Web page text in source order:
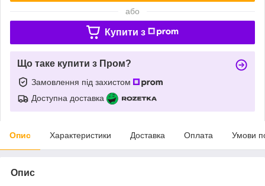
або
Купити з
Що таке купити з Пром?
Замовлення під захистом
Доступна доставка
Опис Характеристики Доставка Оплата Умови
Опис